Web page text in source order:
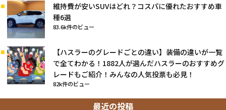
維持費が安いSUVはどれ？コスパに優れたおすすめ車
種6選
83.6k件のビュー
【ハスラーのグレードごとの違い】装備の違いが一覧
で全てわかる！1882人が選んだハスラーのおすすめグ
レードもご紹介！みんなの人気投票も必見！
82k件のビュー
最近の投稿